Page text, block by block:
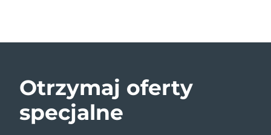
Otrzymaj oferty
specjalne